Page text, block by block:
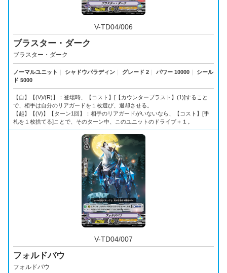
V-TD04/006
ブラスター・ダーク
ブラスター・ダーク
ノーマルユニット ｜ シャドウパラディン ｜ グレード 2 ｜ パワー 10000 ｜
シール
ド 5000
【自】【(V)/(R)】：登場時、【コスト】[【カウンターブラスト】(1)]すること
で、相手は自分のリアガードを１枚選び、退却させる。
【起】【(V)】【ターン1回】：相手のリアガードがいないなら、【コスト】[手
札を１枚捨てる]ことで、そのターン中、このユニットのドライブ＋１。
V-TD04/007
フォルドバウ
フォルドバウ